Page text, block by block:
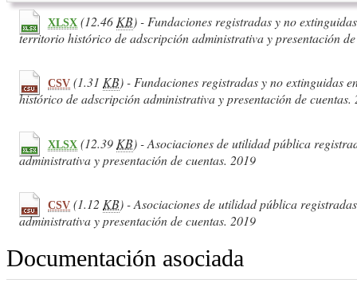
XLSX (12.46 KB) - Fundaciones registradas y no
territorio histórico de adscripción administrativa y presentación
CSV (1.31 KB) - Fundaciones registradas y no extinguidas
histórico de adscripción administrativa y presentación de cuentas.
XLSX (12.39 KB) - Asociaciones de utilidad pública
administrativa y presentación de cuentas. 2019
CSV (1.12 KB) - Asociaciones de utilidad pública
administrativa y presentación de cuentas. 2019
Documentación asociada